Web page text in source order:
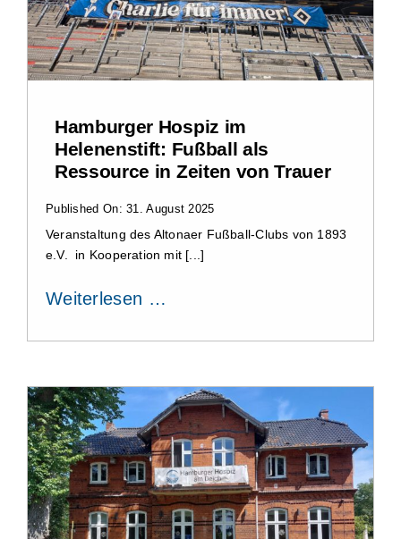
Hamburger Hospiz im
Helenenstift: Fußball als
Ressource in Zeiten von Trauer
Published On: 31. August 2025
Veranstaltung des Altonaer Fußball-Clubs von 1893
e.V. in Kooperation mit [...]
Weiterlesen …